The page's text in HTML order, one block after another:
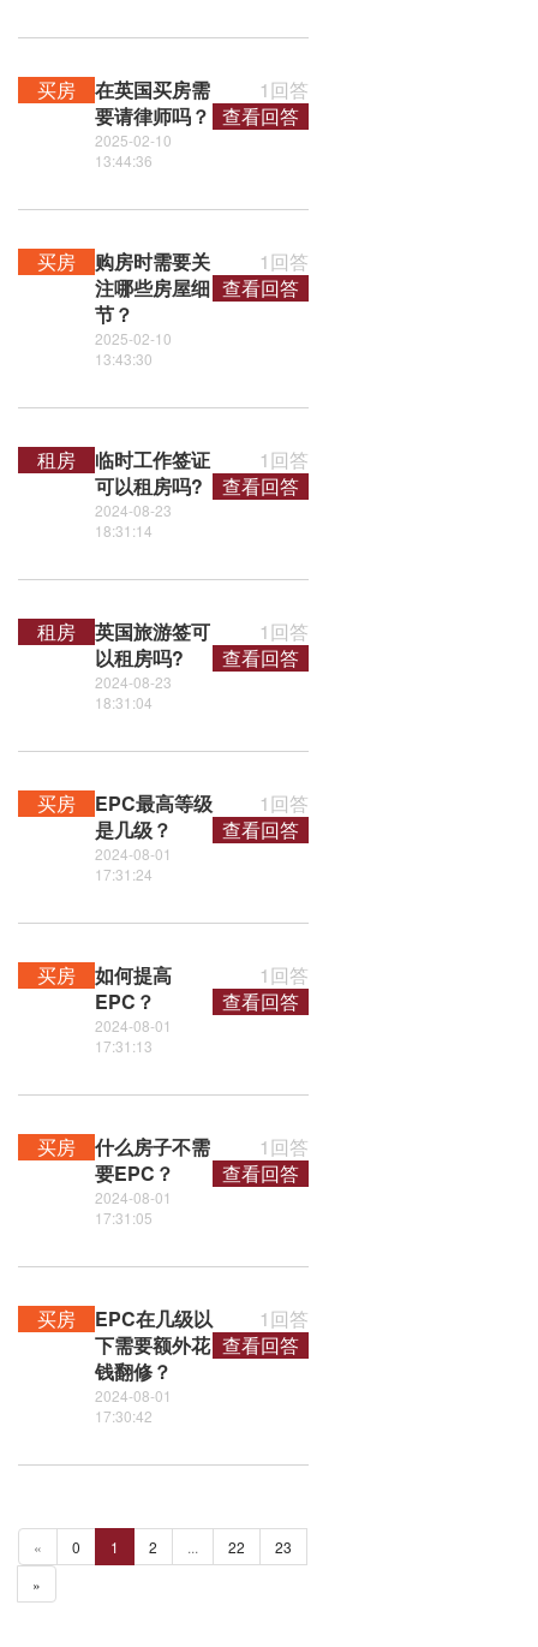
买房
在英国买房需
要请律师吗？
2025-02-10
13:44:36
1回答
查看回答
买房
购房时需要关
注哪些房屋细
节？
2025-02-10
13:43:30
1回答
查看回答
租房
临时工作签证
可以租房吗?
2024-08-23
18:31:14
1回答
查看回答
租房
英国旅游签可
以租房吗?
2024-08-23
18:31:04
1回答
查看回答
买房
EPC最高等级
是几级？
2024-08-01
17:31:24
1回答
查看回答
买房
如何提高
EPC？
2024-08-01
17:31:13
1回答
查看回答
买房
什么房子不需
要EPC？
2024-08-01
17:31:05
1回答
查看回答
买房
EPC在几级以
下需要额外花
钱翻修？
2024-08-01
17:30:42
1回答
查看回答
« 0 1 2 ... 22
23
»